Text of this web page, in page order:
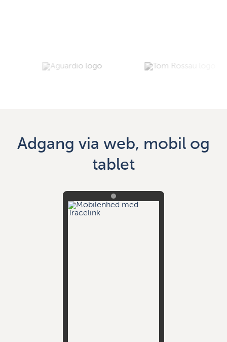
Adgang via web, mobil og
tablet